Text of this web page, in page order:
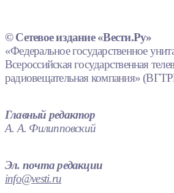
© Сетевое издание «Вести.Ру»
«Федеральное государственное
Всероссийская государственная
радиовещательная компания»
Главный редактор
А. А. Филипповский
Эл. почта редакции
info@vesti.ru